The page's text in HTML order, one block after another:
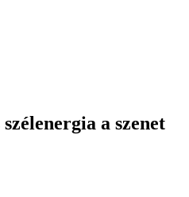
a szenet